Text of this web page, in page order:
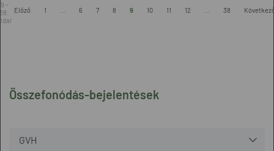
Összefonódás-bejelentések
GVH
9 -
38.
Előző 1 6 7 8 9 10 11 12 38